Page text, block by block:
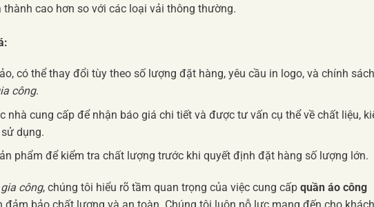
thành cao hơn so với các loại vải thông thường.
có thể thay đổi tùy theo số lượng đặt hàng, yêu cầu in logo, và chính sách
công.
nhà cung cấp để nhận báo giá chi tiết và được tư vấn cụ thể về chất liệu,
dụng.
phẩm để kiểm tra chất lượng trước khi quyết định đặt hàng số lượng lớn.
công, chúng tôi hiểu rõ tầm quan trọng của việc cung cấp quần áo công